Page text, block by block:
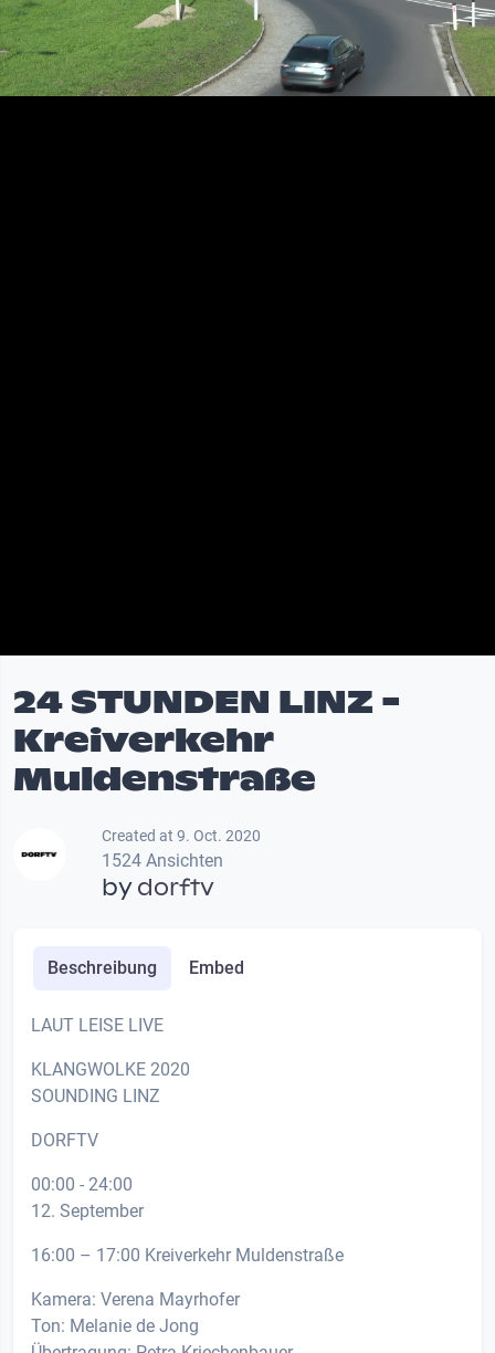
Video
24 STUNDEN LINZ -
Kreiverkehr
Muldenstraße
Created at 9. Oct. 2020
1524 Ansichten
bydorftv
Beschreibung Embed
LAUT LEISE LIVE
KLANGWOLKE 2020
SOUNDING LINZ
DORFTV
00:00 - 24:00
12. September
16:00 – 17:00 Kreiverkehr Muldenstraße
Kamera: Verena Mayrhofer
Ton: Melanie de Jong